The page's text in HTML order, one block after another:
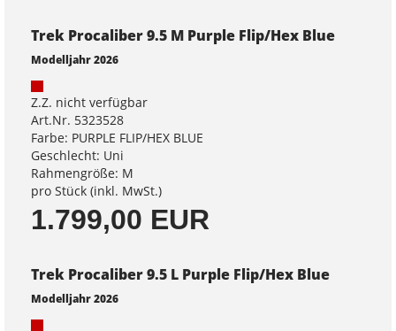
Trek Procaliber 9.5 M Purple Flip/Hex Blue
Modelljahr 2026
Z.Z. nicht verfügbar
Art.Nr. 5323528
Farbe: PURPLE FLIP/HEX BLUE
Geschlecht: Uni
Rahmengröße: M
pro Stück (inkl. MwSt.)
1.799,00 EUR
Trek Procaliber 9.5 L Purple Flip/Hex Blue
Modelljahr 2026